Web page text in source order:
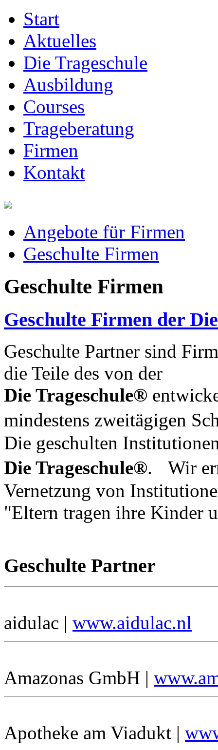
Start
Aktuelles
Die Trageschule
Ausbildung
Courses
Trageberatung
Firmen
Kontakt
Angebote für Firmen
Geschulte Firmen
Geschulte Firmen
Geschulte Firmen der
Geschulte Partner sind
die Teile des von der
Die Trageschule®
mindestens zweitägigen
Die geschulten
Die Trageschule®. Wir
Vernetzung von
"Eltern tragen ihre Kinder
Geschulte Partner
aidulac | www.aidulac.nl
Amazonas GmbH |
Apotheke am Viadukt |